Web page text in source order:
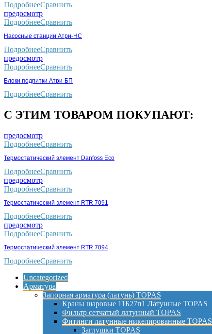
ПодробнееСравнить
предосмотр
ПодробнееСравнить
Насосные станции Атри-НС
ПодробнееСравнить
предосмотр
ПодробнееСравнить
Блоки подпитки Атри-БП
ПодробнееСравнить
С ЭТИМ ТОВАРОМ ПОКУПАЮТ:
предосмотр
ПодробнееСравнить
Термостатический элемент Danfoss Eco
ПодробнееСравнить
предосмотр
ПодробнееСравнить
Термостатический элемент RTR 7091
ПодробнееСравнить
предосмотр
ПодробнееСравнить
Термостатический элемент RTR 7094
ПодробнееСравнить
Uncategorized
Арматура
Запорная арматура (латунь) TOPAS
Краны шаровые 11Б27п1 Латунные TOPAS
Фильтр сетчатый латунный TOPAS
Фитинги латунные никелированные TOPAS
Заглушки TOPAS